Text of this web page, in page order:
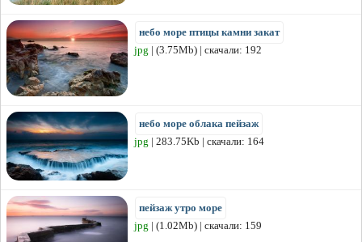
небо море птицы камни закат
jpg | (3.75Mb) | скачали: 192
небо море облака пейзаж
jpg | 283.75Kb | скачали: 164
пейзаж утро море
jpg | (1.02Mb) | скачали: 159